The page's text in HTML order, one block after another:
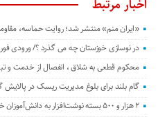
اخبار مرتبط
«ایران منم» منتشر شد؛ روایت حماسه،
در نوسازی خوزستان چه می گذرد ؟/ ورودی
محکوم قطعی به شلاق ، انفصال از خدمت و
گام بلند برای بلوغ مدیریت ریسک در پالایش
۲ هزار و ۵۰۰ بسته نوشت‌افزار به دانش‌آموزان خوزستان رسید